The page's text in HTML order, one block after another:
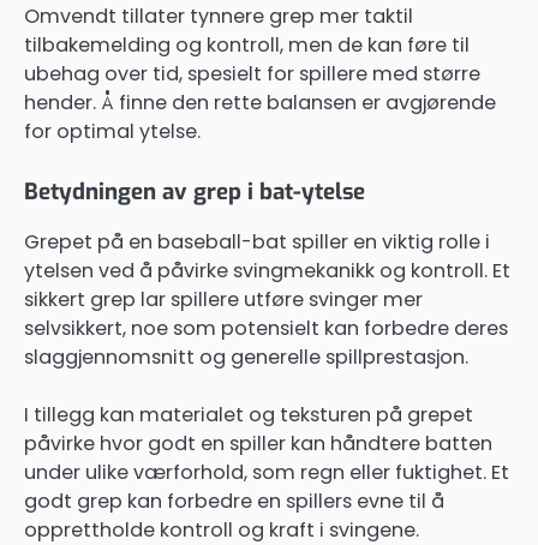
Omvendt tillater tynnere grep mer taktil
tilbakemelding og kontroll, men de kan føre til
ubehag over tid, spesielt for spillere med større
hender. Å finne den rette balansen er avgjørende
for optimal ytelse.
Betydningen av grep i bat-ytelse
Grepet på en baseball-bat spiller en viktig rolle i
ytelsen ved å påvirke svingmekanikk og kontroll. Et
sikkert grep lar spillere utføre svinger mer
selvsikkert, noe som potensielt kan forbedre deres
slaggjennomsnitt og generelle spillprestasjon.
I tillegg kan materialet og teksturen på grepet
påvirke hvor godt en spiller kan håndtere batten
under ulike værforhold, som regn eller fuktighet. Et
godt grep kan forbedre en spillers evne til å
opprettholde kontroll og kraft i svingene.